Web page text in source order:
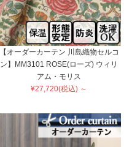
【オーダーカーテン 川島織物セルコ
ン】MM3101 ROSE(ローズ) ウィリ
アム・モリス
¥27,720(税込) ～